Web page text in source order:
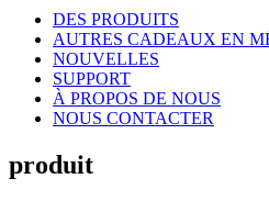
DES PRODUITS
AUTRES CADEAUX EN
NOUVELLES
SUPPORT
À PROPOS DE NOUS
NOUS CONTACTER
produit